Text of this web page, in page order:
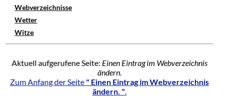
Webverzeichnisse
Wetter
Witze
Aktuell aufgerufene Seite: Einen Eintrag im Webverzeichnis
ändern.
Zum Anfang der Seite " Einen Eintrag im Webverzeichnis
ändern. ".